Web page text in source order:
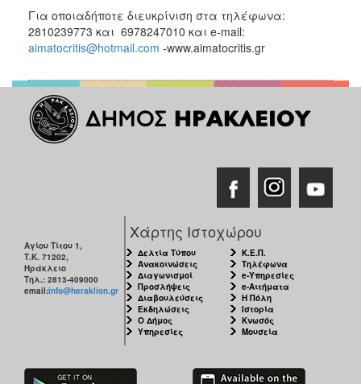
Για οποιαδήποτε διευκρίνιση στα τηλέφωνα:
2810239773 και 6978247010 και e-mail:
aimatocritis@hotmail.com -www.aimatocritis.gr
Αγίου Τίτου 1,
Τ.Κ. 71202,
Ηράκλειο
Τηλ.: 2813-409000
email:info@heraklion.gr
Χάρτης Ιστοχώρου
Δελτία Τύπου
Ανακοινώσεις
Διαγωνισμοί
Προσλήψεις
Διαβουλεύσεις
Εκδηλώσεις
Ο Δήμος
Υπηρεσίες
Κ.Ε.Π.
Τηλέφωνα
e-Υπηρεσίες
e-Αιτήματα
Η Πόλη
Ιστορία
Κνωσός
Μουσεία